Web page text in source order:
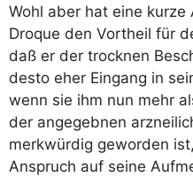
Wohl aber hat eine
Dro­que den Vort­heil für
daß er der trock­nen
des­to eher Ein­gang in
wenn sie ihm nun mehr
der ange­geb­nen
merk­wür­dig gewor­den
Anspruch auf sei­ne